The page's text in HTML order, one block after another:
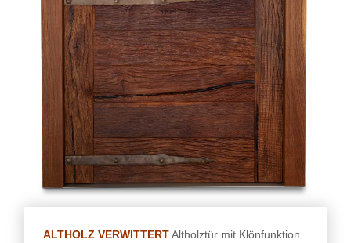
ALTHOLZ VERWITTERTAltholztür mit Klönfunktion